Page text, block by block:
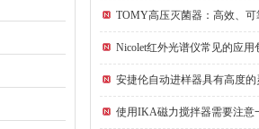
TOMY高压灭菌器：高效、
Nicolet红外光谱仪常见的应用
安捷伦自动进样器具有高度
使用IKA磁力搅拌器需要注意